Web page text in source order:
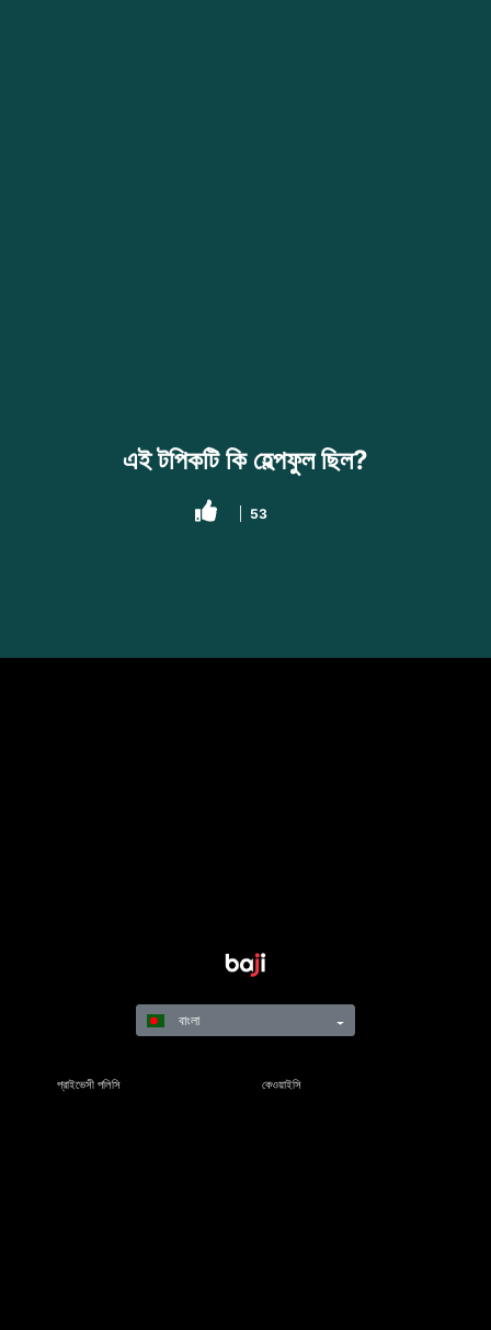
এই টপিকটি কি হেল্পফুল ছিল?
53
প্রাইভেসী পলিসি কেওয়াইসি
বাংলা